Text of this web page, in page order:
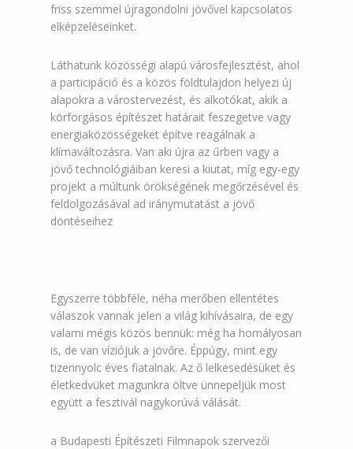
friss szemmel újragondolni jövővel kapcsolatos
elképzeléseinket.
Láthatunk közösségi alapú városfejlesztést, ahol
a participáció és a közös földtulajdon helyezi új
alapokra a várostervezést, és alkotókat, akik a
körforgásos építészet határait feszegetve vagy
energiaközösségeket építve reagálnak a
klímaváltozásra. Van aki újra az űrben vagy a
jövő technológiáiban keresi a kiutat, míg egy-egy
projekt a múltunk örökségének megőrzésével és
feldolgozásával ad iránymutatást a jövő
döntéseihez
Egyszerre többféle, néha merőben ellentétes
válaszok vannak jelen a világ kihívásaira, de egy
valami mégis közös bennük: még ha homályosan
is, de van víziójuk a jövőre. Éppúgy, mint egy
tizennyolc éves fiatalnak. Az ő lelkesedésüket és
életkedvüket magunkra öltve ünnepeljük most
együtt a fesztivál nagykorúvá válását.
a Budapesti Építészeti Filmnapok szervezői